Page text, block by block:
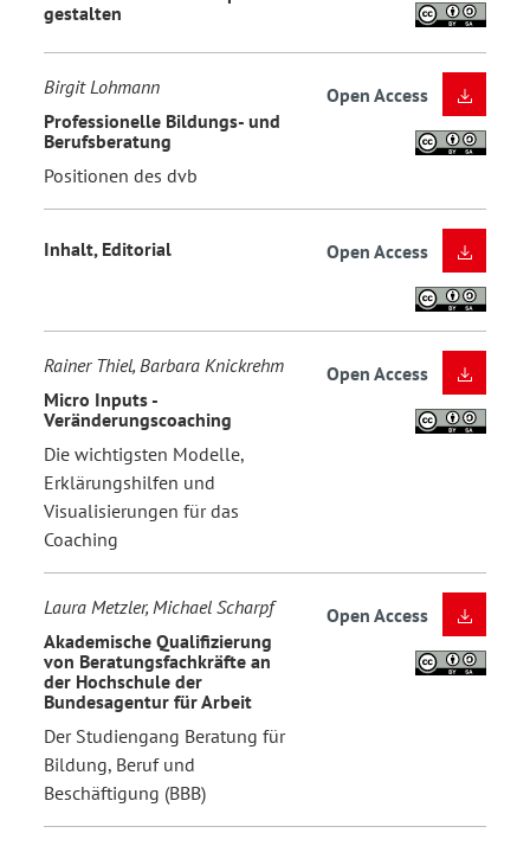
gestalten
Birgit Lohmann
Professionelle Bildungs- und
Berufsberatung
Positionen des dvb
Open Access
Inhalt, Editorial Open Access
Rainer Thiel, Barbara Knickrehm
Micro Inputs -
Veränderungscoaching
Die wichtigsten Modelle,
Erklärungshilfen und
Visualisierungen für das
Coaching
Open Access
Laura Metzler, Michael Scharpf
Akademische Qualifizierung
von Beratungsfachkräfte an
der Hochschule der
Bundesagentur für Arbeit
Der Studiengang Beratung für
Bildung, Beruf und
Beschäftigung (BBB)
Open Access